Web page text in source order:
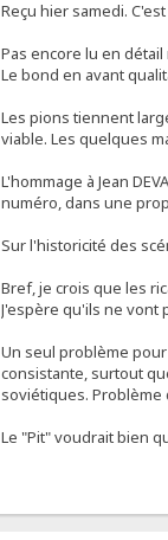
Reçu hier samedi.
Pas encore lu en
Le bond en avant
Les pions tiennent
viable. Les quelques
L'hommage à Jean
numéro, dans une
Sur l'historicité des
Bref, je crois que les
J'espère qu'ils ne vont
Un seul problème
consistante, surtout
soviétiques. Problème
Le "Pit" voudrait bien